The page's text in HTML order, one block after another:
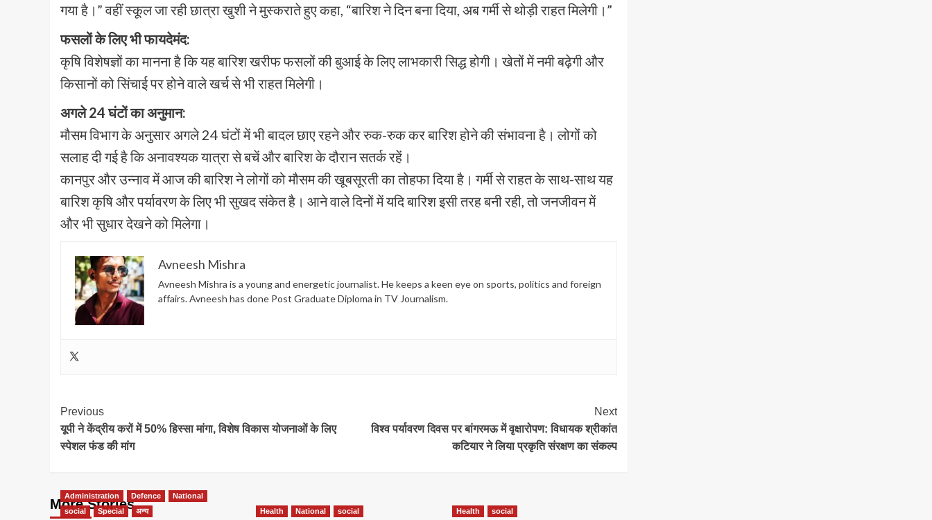
गया है।” वहीं स्कूल जा रही छात्रा खुशी ने मुस्कराते हुए कहा, “बारिश ने दिन बना दिया, अब गर्मी से थोड़ी राहत मिलेगी।”
फसलों के लिए भी फायदेमंद:
कृषि विशेषज्ञों का मानना है कि यह बारिश खरीफ फसलों की बुआई के लिए लाभकारी सिद्ध होगी। खेतों में नमी बढ़ेगी और
किसानों को सिंचाई पर होने वाले खर्च से भी राहत मिलेगी।
अगले 24 घंटों का अनुमान:
मौसम विभाग के अनुसार अगले 24 घंटों में भी बादल छाए रहने और रुक-रुक कर बारिश होने की संभावना है। लोगों को
सलाह दी गई है कि अनावश्यक यात्रा से बचें और बारिश के दौरान सतर्क रहें।
कानपुर और उन्नाव में आज की बारिश ने लोगों को मौसम की खूबसूरती का तोहफा दिया है। गर्मी से राहत के साथ-साथ यह
बारिश कृषि और पर्यावरण के लिए भी सुखद संकेत है। आने वाले दिनों में यदि बारिश इसी तरह बनी रही, तो जनजीवन में
और भी सुधार देखने को मिलेगा।
Avneesh Mishra
Avneesh Mishra is a young and energetic journalist. He keeps a keen eye on sports, politics and foreign
affairs. Avneesh has done Post Graduate Diploma in TV Journalism.
Post
Navigation
Previous
यूपी ने केंद्रीय करों में 50% हिस्सा मांगा, विशेष विकास योजनाओं के लिए
स्पेशल फंड की मांग
Next
विश्व पर्यावरण दिवस पर बांगरमऊ में वृक्षारोपण: विधायक श्रीकांत
कटियार ने लिया प्रकृति संरक्षण का संकल्प
More Stories
Administration Defence
National
social
Special अन्य Health National social Health social